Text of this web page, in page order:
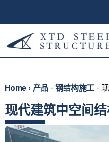
Home › 产品 - 钢结构施工 -
现代建筑中空间